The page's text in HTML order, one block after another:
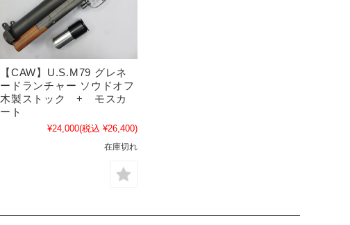
【CAW】U.S.M79 グレネ
ードランチャー ソウドオフ
木製ストック + モスカ
ート
¥24,000(税込 ¥26,400)
在庫切れ